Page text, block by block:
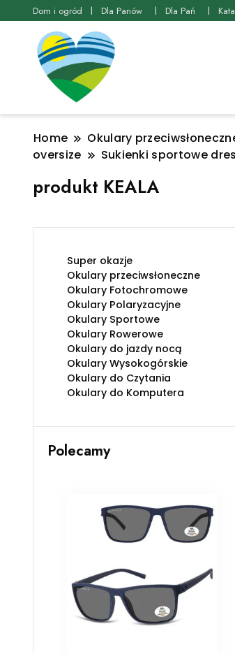
Dom i ogród Dla Panów Dla Pań
Home Okulary
oversize
Sukienki sportowe
produkt KEALA
Super okazje
Okulary przeciwsłoneczne
Okulary Fotochromowe
Okulary Polaryzacyjne
Okulary Sportowe
Okulary Rowerowe
Okulary do jazdy nocą
Okulary Wysokogórskie
Okulary do Czytania
Okulary do Komputera
Polecamy